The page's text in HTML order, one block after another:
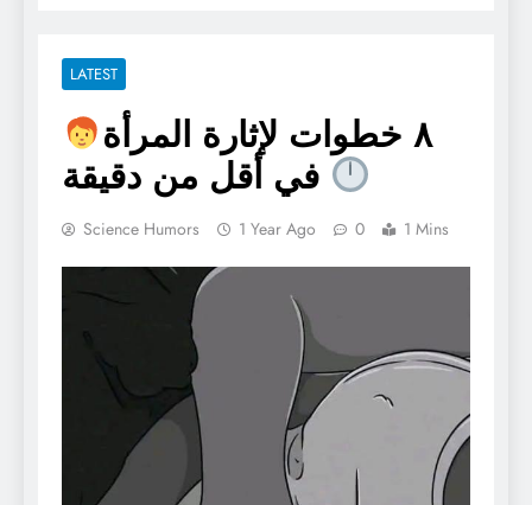
LATEST
٨ خطوات لإثارة المرأة
Science Humors 1 Year Ago 0 1 Mins